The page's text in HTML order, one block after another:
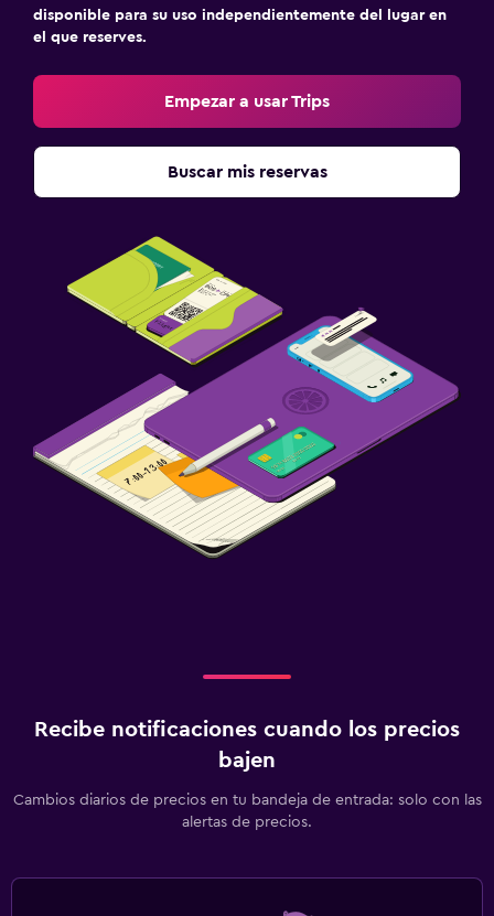
disponible para su uso independientemente del lugar en
el que reserves.
Empezar a usar Trips
Buscar mis reservas
Recibe notificaciones cuando los precios
bajen
Cambios diarios de precios en tu bandeja de entrada: solo con las
alertas de precios.